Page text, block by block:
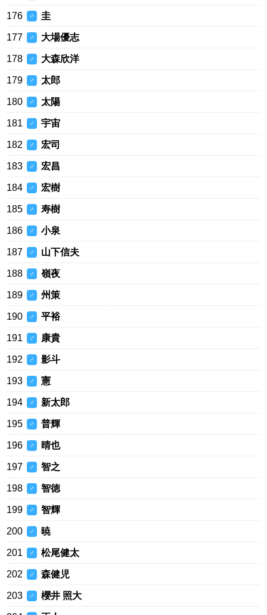
176 ♂ 圭
177 ♂ 大場優志
178 ♂ 大森欣洋
179 ♂ 太郎
180 ♂ 太陽
181 ♂ 宇宙
182 ♂ 宏司
183 ♂ 宏昌
184 ♂ 宏樹
185 ♂ 寿樹
186 ♂ 小泉
187 ♂ 山下信夫
188 ♂ 嶺夜
189 ♂ 州策
190 ♂ 平裕
191 ♂ 康貴
192 ♂ 影斗
193 ♂ 憲
194 ♂ 新太郎
195 ♂ 普輝
196 ♂ 晴也
197 ♂ 智之
198 ♂ 智徳
199 ♂ 智輝
200 ♂ 暁
201 ♂ 松尾健太
202 ♂ 森健児
203 ♂ 櫻井 照大